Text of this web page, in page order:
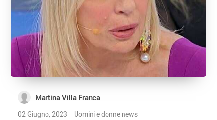
Martina Villa Franca
02 Giugno, 2023 Uomini e donne news